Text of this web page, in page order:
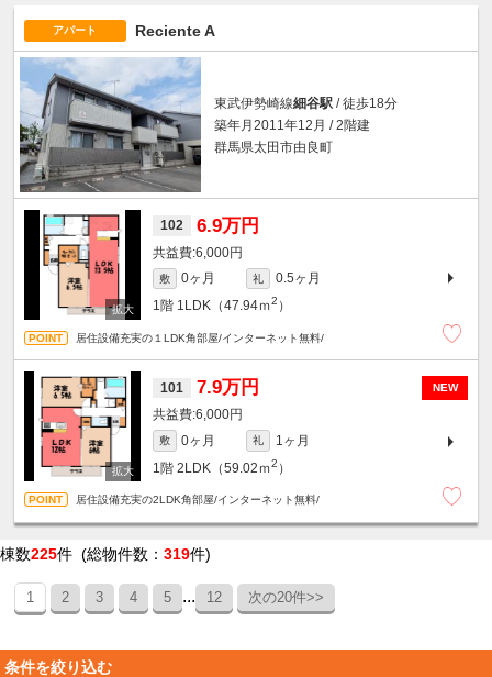
アパート Reciente A
東武伊勢崎線細谷駅 / 徒歩18分
築年月2011年12月 / 2階建
群馬県太田市由良町
102 6.9万円
6,000円
敷 0ヶ月 礼
0.5ヶ月
1階 1LDK（47.94ｍ2 ）
居住設備充実の１LDK角部屋/インターネット無料/
NEW
101 7.9万円
6,000円
敷 0ヶ月 礼
1ヶ月
1階 2LDK（59.02ｍ2 ）
居住設備充実の2LDK角部屋/インターネット無料/
棟数225件 (総物件数： 319件)
1 2 3 4 5 ... 12 次の20件>>
条件を絞り込む